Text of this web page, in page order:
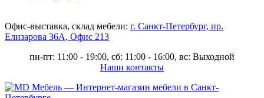
Офис-выставка, склад мебели: г. Санкт-Петербург, пр.
Елизарова 36А, Офис 213
пн-пт: 11:00 - 19:00, сб: 11:00 - 16:00, вс: Выходной
Наши контакты